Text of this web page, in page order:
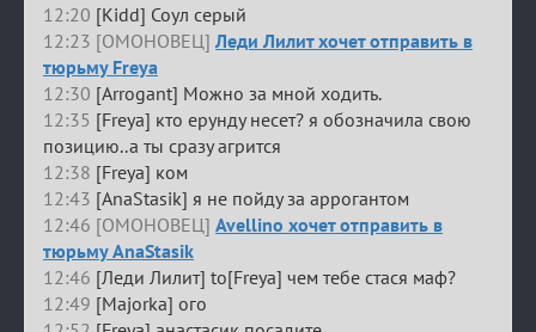
12:20 [Kidd] Соул серый
12:23 [ОМОНОВЕЦ] Леди Лилит хочет отправить в
тюрьму Freya
12:30 [Arrogant] Можно за мной ходить.
12:35 [Freya] кто ерунду несет? я обозначила свою
позицию..а ты сразу агрится
12:38 [Freya] ком
12:43 [AnaStasik] я не пойду за аррогантом
12:46 [ОМОНОВЕЦ] Avellino хочет отправить в
тюрьму AnaStasik
12:46 [Леди Лилит] to[Freya] чем тебе стася маф?
12:49 [Majorka] ого